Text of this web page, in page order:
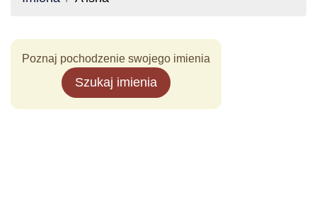
Poznaj pochodzenie swojego imienia
Szukaj imienia